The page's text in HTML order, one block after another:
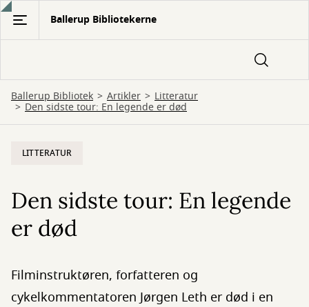
Gå
hovedindhold
Ballerup Bibliotekerne
Ballerup Bibliotek Artikler Litteratur
Den sidste tour: En legende er død
LITTERATUR
Den sidste tour: En legende
er død
Filminstruktøren, forfatteren og
cykelkommentatoren Jørgen Leth er død i en